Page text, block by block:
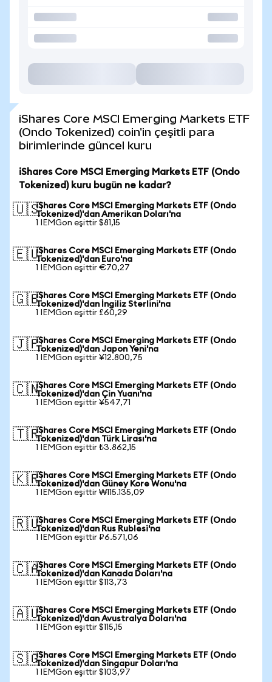
iShares Core MSCI Emerging Markets ETF
(Ondo Tokenized) coin'in çeşitli para
birimlerinde güncel kuru
iShares Core MSCI Emerging Markets ETF (Ondo
Tokenized) kuru bugün ne kadar?
🇺🇸iShares Core MSCI Emerging Markets ETF (Ondo
Tokenized)'dan Amerikan Doları'na
1 IEMGon eşittir $81,15
🇪🇺iShares Core MSCI Emerging Markets ETF (Ondo
Tokenized)'dan Euro'na
1 IEMGon eşittir €70,27
🇬🇧iShares Core MSCI Emerging Markets ETF (Ondo
Tokenized)'dan İngiliz Sterlini'na
1 IEMGon eşittir £60,29
🇯🇵iShares Core MSCI Emerging Markets ETF (Ondo
Tokenized)'dan Japon Yeni'na
1 IEMGon eşittir ¥12.800,75
🇨🇳iShares Core MSCI Emerging Markets ETF (Ondo
Tokenized)'dan Çin Yuanı'na
1 IEMGon eşittir ¥547,71
🇹🇷iShares Core MSCI Emerging Markets ETF (Ondo
Tokenized)'dan Türk Lirası'na
1 IEMGon eşittir ₺3.862,15
🇰🇷iShares Core MSCI Emerging Markets ETF (Ondo
Tokenized)'dan Güney Kore Wonu'na
1 IEMGon eşittir ₩115.135,09
🇷🇺iShares Core MSCI Emerging Markets ETF (Ondo
Tokenized)'dan Rus Rublesi'na
1 IEMGon eşittir ₽6.571,06
🇨🇦iShares Core MSCI Emerging Markets ETF (Ondo
Tokenized)'dan Kanada Doları'na
1 IEMGon eşittir $113,73
🇦🇺iShares Core MSCI Emerging Markets ETF (Ondo
Tokenized)'dan Avustralya Doları'na
1 IEMGon eşittir $115,15
🇸🇬iShares Core MSCI Emerging Markets ETF (Ondo
Tokenized)'dan Singapur Doları'na
1 IEMGon eşittir $103,97